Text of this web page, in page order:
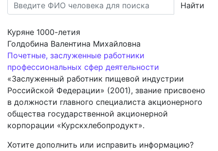
Найти
Куряне 1000-летия
Голдобина Валентина Михайловна
Почетные, заслуженные работники
профессиональных сфер деятельности
«Заслуженный работник пищевой индустрии
Российской Федерации» (2001), звание присвоено
в должности главного специалиста акционерного
общества государственной акционерной
корпорации «Курскхлебопродукт».
Хотите дополнить или исправить информацию?